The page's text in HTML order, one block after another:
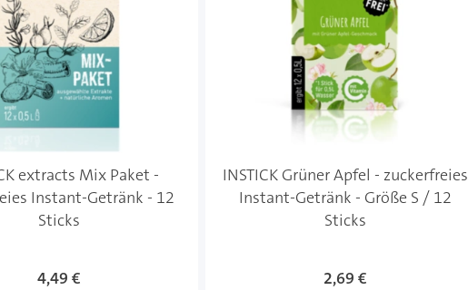
extracts Mix Paket -
Instant-Getränk - 12
Sticks
4,49 €
INSTICK Grüner Apfel - zuckerfreies
Instant-Getränk - Größe S / 12
Sticks
2,69 €